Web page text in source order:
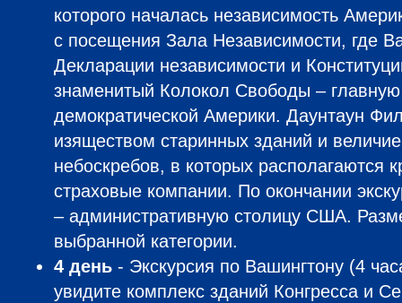
которого началась независимость
с посещения Зала Независимости, где
Декларации независимости и
знаменитый Колокол Свободы –
демократической Америки. Даунтаун
изяществом старинных зданий и
небоскребов, в которых располагаются
страховые компании. По окончании
– административную столицу США.
выбранной категории.
4 день - Экскурсия по Вашингтону (4
увидите комплекс зданий Конгресса и